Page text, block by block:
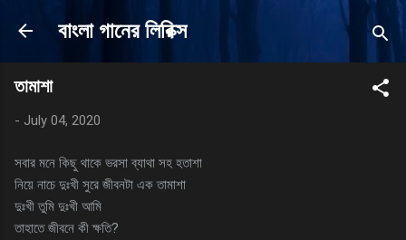
Skip to main content
বাংলা গানের লিরিক্স
তামাশা
- July 04, 2020
সবার মনে কিছু থাকে ভরসা ব্যাথা সহ হতাশা
নিয়ে নাচে দুঃখী সুরে জীবনটা এক তামাশা
দুঃখী তুমি দুঃখী আমি
তাহাতে জীবনে কী ক্ষতি?